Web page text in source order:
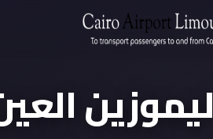
ليموزين